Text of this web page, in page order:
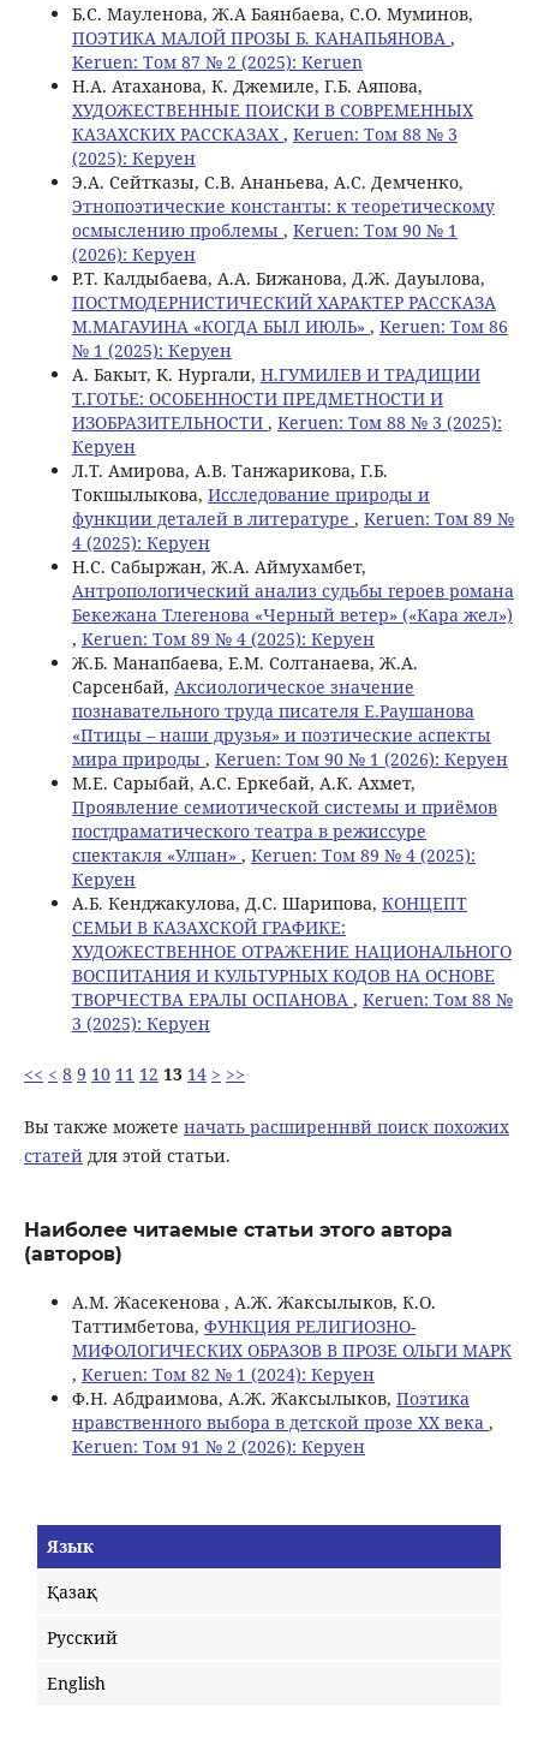
Б.С. Мауленова, Ж.А Баянбаева, С.О. Муминов,
ПОЭТИКА МАЛОЙ ПРОЗЫ Б. КАНАПЬЯНОВА ,
Keruen: Том 87 № 2 (2025): Keruen
Н.А. Атаханова, К. Джемиле, Г.Б. Аяпова,
ХУДОЖЕСТВЕННЫЕ ПОИСКИ В СОВРЕМЕННЫХ
КАЗАХСКИХ РАССКАЗАХ , Keruen: Том 88 № 3
(2025): Керуен
Э.А. Сейтказы, С.В. Ананьева, А.С. Демченко,
Этнопоэтические константы: к теоретическому
осмыслению проблемы , Keruen: Том 90 № 1
(2026): Керуен
Р.Т. Калдыбаева, A.A. Бижанова, Д.Ж. Дауылова,
ПОСТМОДЕРНИСТИЧЕСКИЙ ХАРАКТЕР РАССКАЗА
М.МАГАУИНА «КОГДА БЫЛ ИЮЛЬ» , Keruen: Том 86
№ 1 (2025): Керуен
А. Бакыт, K. Нургали, Н.ГУМИЛЕВ И ТРАДИЦИИ
Т.ГОТЬЕ: ОСОБЕННОСТИ ПРЕДМЕТНОСТИ И
ИЗОБРАЗИТЕЛЬНОСТИ , Keruen: Том 88 № 3 (2025):
Керуен
Л.Т. Амирова, А.В. Танжарикова, Г.Б.
Токшылыкова, Исследование природы и
функции деталей в литературе , Keruen: Том 89 №
4 (2025): Керуен
Н.С. Сабыржан, Ж.А. Аймухамбет,
Антропологический анализ судьбы героев романа
Бекежана Тлегенова «Черный ветер» («Кара жел»)
, Keruen: Том 89 № 4 (2025): Керуен
Ж.Б. Манапбаева, Е.М. Солтанаева, Ж.А.
Сарсенбай, Аксиологическое значение
познавательного труда писателя Е.Раушанова
«Птицы – наши друзья» и поэтические аспекты
мира природы , Keruen: Том 90 № 1 (2026): Керуен
М.Е. Сарыбай, А.С. Еркебай, А.К. Ахмет,
Проявление семиотической системы и приёмов
постдраматического театра в режиссуре
спектакля «Улпан» , Keruen: Том 89 № 4 (2025):
Керуен
А.Б. Кенджакулова, Д.С. Шарипова, КОНЦЕПТ
СЕМЬИ В КАЗАХСКОЙ ГРАФИКЕ:
ХУДОЖЕСТВЕННОЕ ОТРАЖЕНИЕ НАЦИОНАЛЬНОГО
ВОСПИТАНИЯ И КУЛЬТУРНЫХ КОДОВ НА ОСНОВЕ
ТВОРЧЕСТВА ЕРАЛЫ ОСПАНОВА , Keruen: Том 88 №
3 (2025): Керуен
<< < 8 9 10 11 12 13 14 > >>
Вы также можете начать расширеннвй поиск похожих
статейдля этой статьи.
Наиболее читаемые статьи этого автора
(авторов)
А.М. Жасекенова , А.Ж. Жаксылыков, К.О.
Таттимбетова, ФУНКЦИЯ РЕЛИГИОЗНО-
МИФОЛОГИЧЕСКИХ ОБРАЗОВ В ПРОЗЕ ОЛЬГИ МАРК
, Keruen: Том 82 № 1 (2024): Керуен
Ф.Н. Абдраимова, А.Ж. Жаксылыков, Поэтика
нравственного выбора в детской прозе ХХ века ,
Keruen: Том 91 № 2 (2026): Керуен
Язык
Қазақ
Русский
English